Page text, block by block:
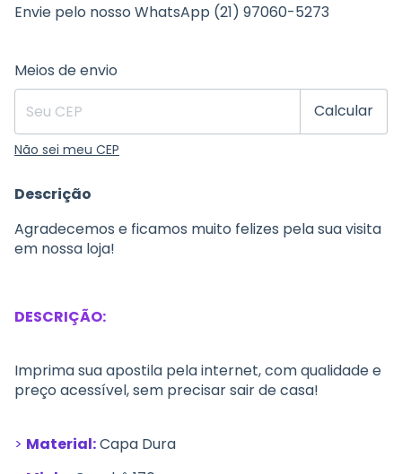
Envie pelo nosso WhatsApp (21) 97060-5273
Entregas para o CEP:
Meios de envio
Calcular
Não sei meu CEP
Descrição
Agradecemos e ficamos muito felizes pela sua visita
em nossa loja!
DESCRIÇÃO:
Imprima sua apostila pela internet, com qualidade e
preço acessível, sem precisar sair de casa!
> Material:Capa Dura